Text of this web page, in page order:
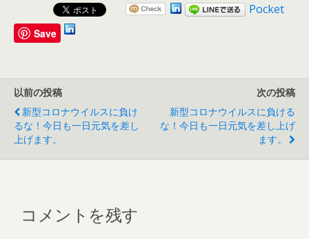
Pocket
Save
以前の投稿
新型コロナウイルスに負け
るな！今日も一日元気を差し
上げます。
次の投稿
新型コロナウイルスに負ける
な！今日も一日元気を差し上げ
ます。
コメントを残す